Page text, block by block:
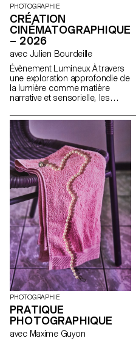
lisibilité.
avérés.
PHOTOGRAPHIE
CRÉATION
CINÉMATOGRAPHIQUE
– 2026
avec Julien Bourdeille
Évènement Lumineux À travers
une exploration approfondie de
la lumière comme matière
narrative et sensorielle, les
ont réalisé un film au format
court sur le thème « Événement
lumineux ». Ce projet les amène
à apprendre à mener un projet
audiovisuel complet tout en
s’appropriant les outils de
tournage, de cadrage et de
mouvement caméra.
PHOTOGRAPHIE
PRATIQUE
PHOTOGRAPHIQUE
avec Maxime Guyon